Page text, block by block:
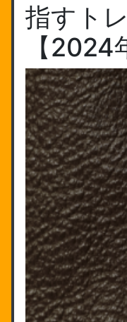
指すト
【2024